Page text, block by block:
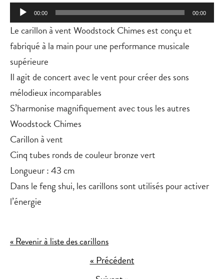
Lecteur
audio
00:00 00:00
Le carillon à vent Woodstock Chimes est conçu et
fabriqué à la main pour une performance musicale
supérieure
Il agit de concert avec le vent pour créer des sons
mélodieux incomparables
S’harmonise magnifiquement avec tous les autres
Woodstock Chimes
Carillon à vent
Cinq tubes ronds de couleur bronze vert
Longueur : 43 cm
Dans le feng shui, les carillons sont utilisés pour activer
l’énergie
« Revenir à liste des carillons
« Précédent